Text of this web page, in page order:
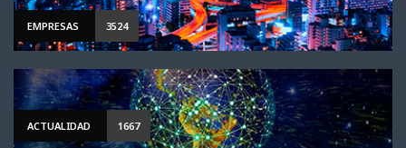
EMPRESAS 3524
ACTUALIDAD 1667